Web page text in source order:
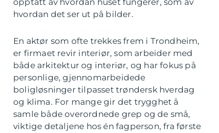
opptatt av hvordan huset fungerer, som av
hvordan det ser ut på bilder.
En aktør som ofte trekkes frem i Trondheim,
er firmaet revir interiør, som arbeider med
både arkitektur og interiør, og har fokus på
personlige, gjennomarbeidede
boligløsninger tilpasset trøndersk hverdag
og klima. For mange gir det trygghet å
samle både overordnede grep og de små,
viktige detaljene hos én fagperson, fra første